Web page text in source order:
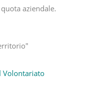
aziendale.
Volontariato